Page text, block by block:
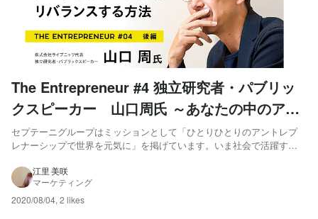
The Entrepreneur #4 独立研究者・パブリッ
クスピーカー 山口周氏 ～あなたの中のアー
トとサイエンスをリバランスする方法～（後
編）
セプテーニグループはミッションとして「ひとりひとりのアントレプ
レナーシップで世界を元気に」を掲げています。いま社会で活躍する
ひとりひとりがそれぞれの「アントレプレナーシップ」について、考
えてもらう場をつくりたいと企画された”The Entreprene...
江里 美咲
マーケティング
2020/08/04, 2 likes